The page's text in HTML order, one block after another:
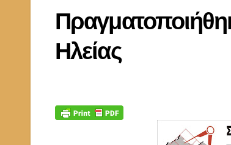
Ηλείας